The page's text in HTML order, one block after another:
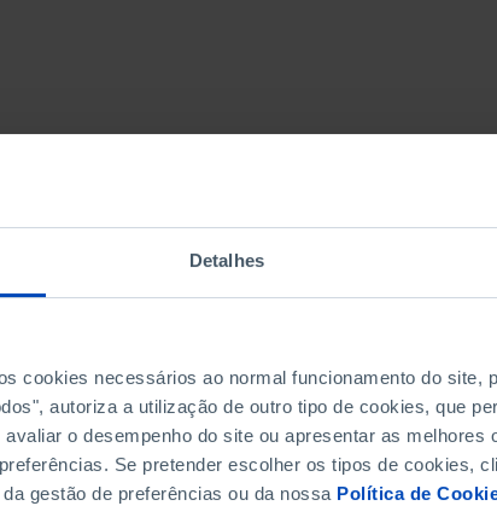
Detalhes
cookies necessários ao normal funcionamento do site,
autoriza a utilização de outro tipo de cookies, que
o desempenho do site ou apresentar as melhores
Se pretender escolher os tipos de cookies,
gestão de preferências ou da nossa Política de
DATA DE FIM